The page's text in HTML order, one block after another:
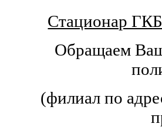
Стационар
Обращаем
(филиал по